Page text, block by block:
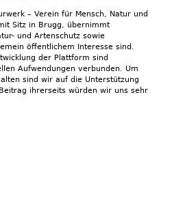
– Verein für Mensch, Natur und
Sitz in Brugg, übernimmt
und Artenschutz sowie
öffentlichem Interesse sind.
der Plattform sind
Aufwendungen verbunden. Um
sind wir auf die Unterstützung
ihrerseits würden wir uns sehr